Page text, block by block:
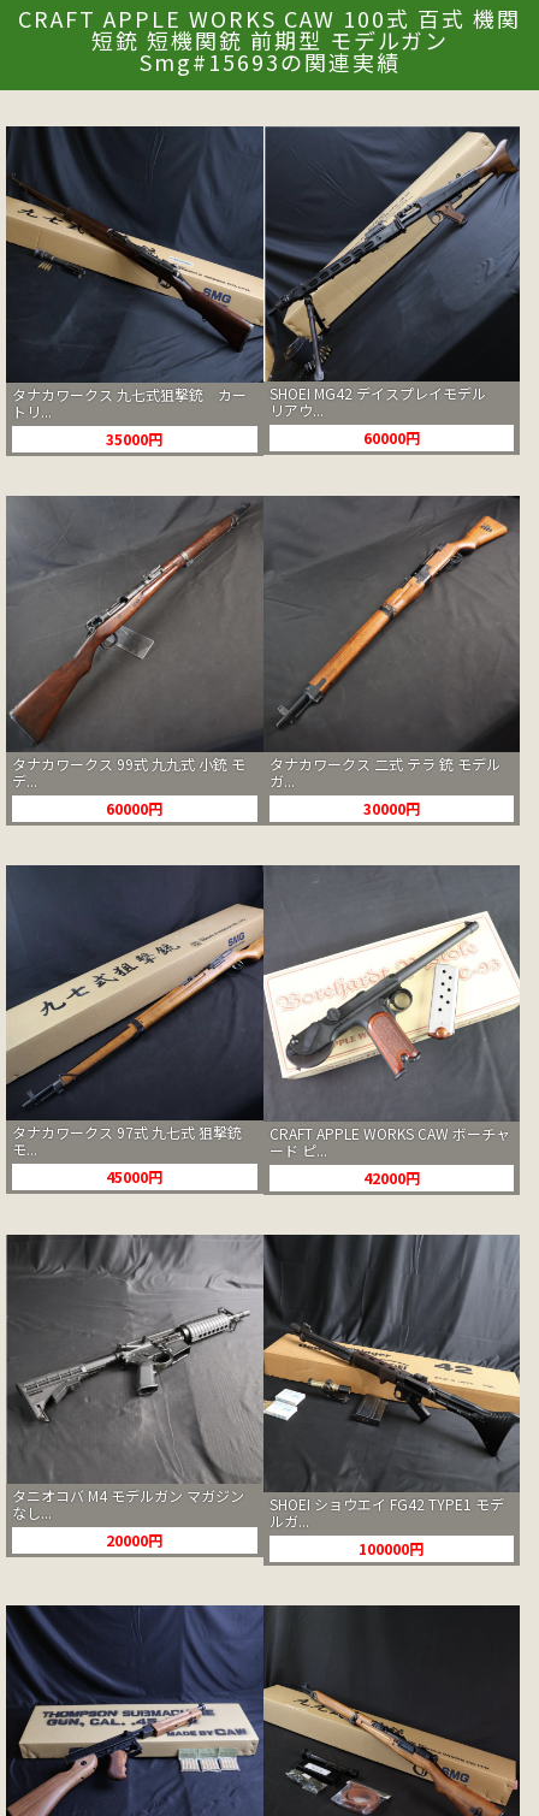
CRAFT APPLE WORKS CAW 100式 百式 機関
短銃 短機関銃 前期型 モデルガン
Smg#15693の関連実績
タナカワークス 九七式狙撃銃 カー
トリ...
35000円
SHOEI MG42 デイスプレイモデル
リアウ...
60000円
タナカワークス 99式 九九式 小銃 モ
デ...
60000円
タナカワークス 二式 テラ 銃 モデル
ガ...
30000円
タナカワークス 97式 九七式 狙撃銃
モ...
45000円
CRAFT APPLE WORKS CAW ボーチャ
ード ピ...
42000円
タニオコバ M4 モデルガン マガジン
なし...
20000円
SHOEI ショウエイ FG42 TYPE1 モデ
ルガ...
100000円